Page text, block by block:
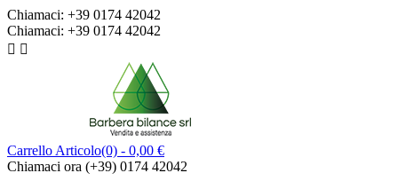
Chiamaci: +39 0174 42042
Chiamaci: +39 0174 42042
 
Carrello Articolo(0) - 0,00 €
Chiamaci ora (+39) 0174 42042